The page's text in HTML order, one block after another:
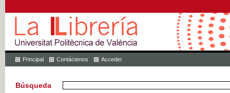
Principal Contáctenos Acceder
Búsqueda